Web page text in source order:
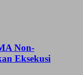
Non-
Eksekusi